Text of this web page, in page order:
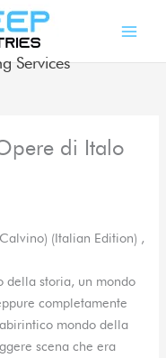
Services
di Italo
(Italian Edition) ,
della storia, un mondo
completamente
mondo della
scena che era